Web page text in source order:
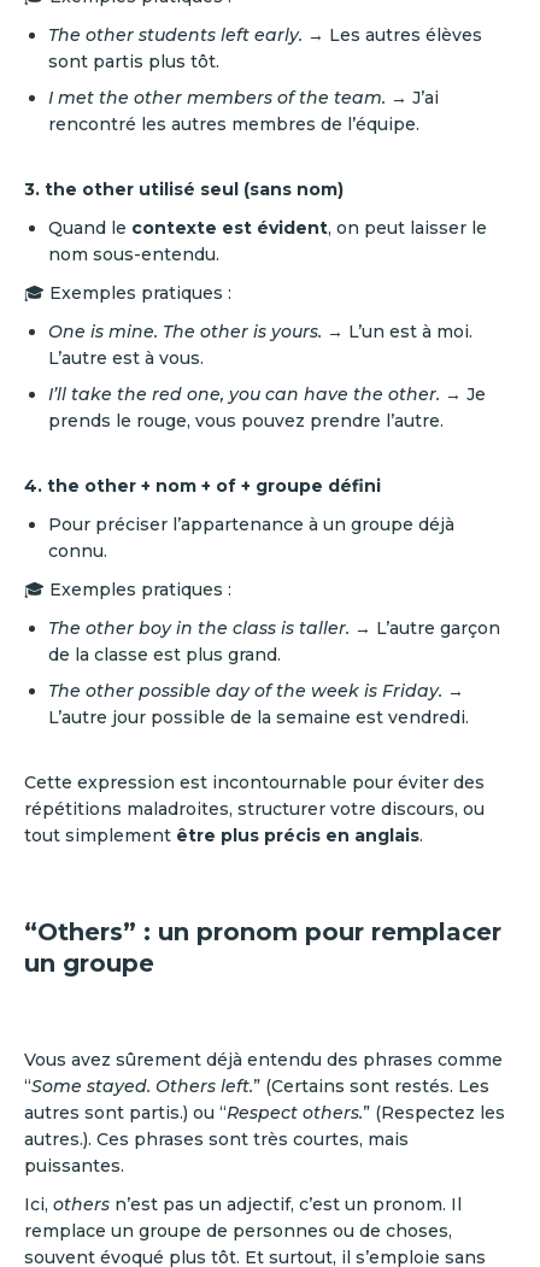
The other students left early. → Les autres élèves
sont partis plus tôt.
I met the other members of the team. → J’ai
rencontré les autres membres de l’équipe.
3. the other utilisé seul (sans nom)
Quand le contexte est évident, on peut laisser le
nom sous-entendu.
🎓 Exemples pratiques :
One is mine. The other is yours. → L’un est à moi.
L’autre est à vous.
I’ll take the red one, you can have the other. → Je
prends le rouge, vous pouvez prendre l’autre.
4. the other + nom + of + groupe défini
Pour préciser l’appartenance à un groupe déjà
connu.
🎓 Exemples pratiques :
The other boy in the class is taller. → L’autre garçon
de la classe est plus grand.
The other possible day of the week is Friday. →
L’autre jour possible de la semaine est vendredi.
Cette expression est incontournable pour éviter des
répétitions maladroites, structurer votre discours, ou
tout simplement être plus précis en anglais.
“Others” : un pronom pour remplacer
un groupe
Vous avez sûrement déjà entendu des phrases comme
“Some stayed. Others left.” (Certains sont restés. Les
autres sont partis.) ou “Respect others.” (Respectez les
autres.). Ces phrases sont très courtes, mais
puissantes.
Ici, others n’est pas un adjectif, c’est un pronom. Il
remplace un groupe de personnes ou de choses,
souvent évoqué plus tôt. Et surtout, il s’emploie sans